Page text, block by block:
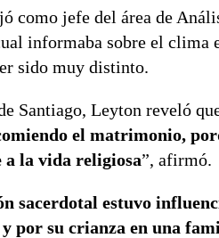
como jefe del área de
informaba sobre el clima
sido muy distinto.
Santiago, Leyton reveló
el matrimonio,
a la vida religiosa”, afirmó.
sacerdotal estuvo
por su crianza en una